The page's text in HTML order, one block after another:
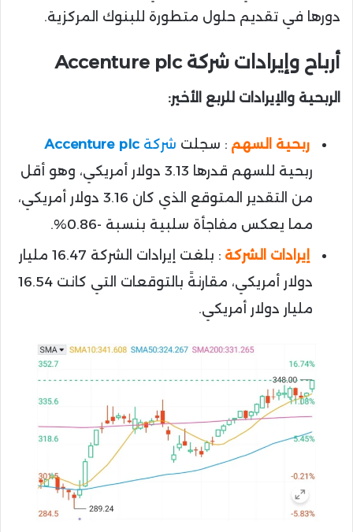
دورها في تقديم حلول متطورة للبنوك المركزية.
أرباح وإيرادات شركة Accenture plc
الربحية والإيرادات للربع الأخير:
ربحية السهم : سجلت شركةAccenture plc
ربحية للسهم قدرها 3.13 دولار أمريكي، وهو أقل
من التقدير المتوقع الذي كان 3.16 دولار أمريكي،
مما يعكس مفاجأة سلبية بنسبة -0.86%.
إيرادات الشركة
: بلغت إيرادات الشركة 16.47 مليار
دولار أمريكي، مقارنةً بالتوقعات التي كانت 16.54
مليار دولار أمريكي.